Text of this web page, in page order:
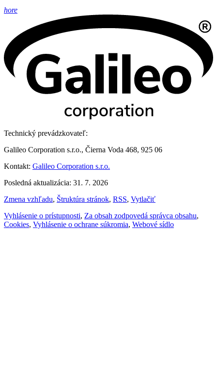
hore
Technický prevádzkovateľ:
Galileo Corporation s.r.o., Čierna Voda 468, 925 06
Kontakt: Galileo Corporation s.r.o.
Posledná aktualizácia: 31. 7. 2026
Zmena vzhľadu, Štruktúra stránok, RSS, Vytlačiť
Vyhlásenie o prístupnosti, Za obsah zodpovedá správca obsahu,
Cookies, Vyhlásenie o ochrane súkromia, Webové sídlo